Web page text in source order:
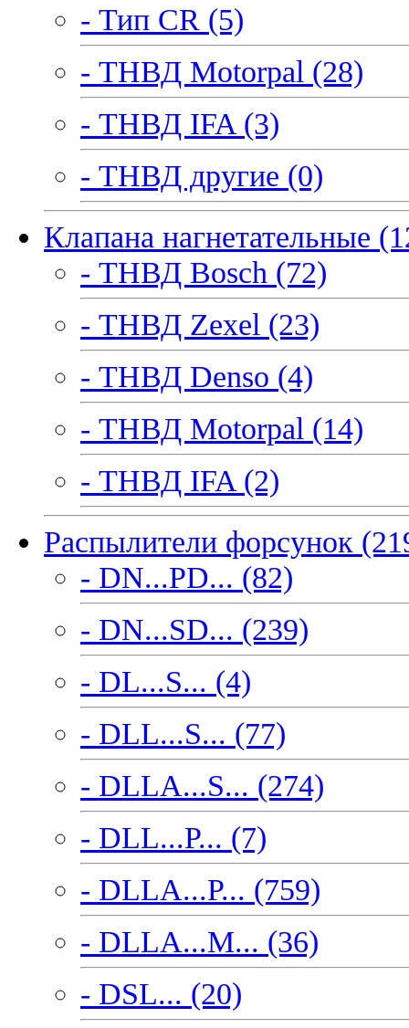
- Тип CR (5)
- ТНВД Motorpal (28)
- ТНВД IFA (3)
- ТНВД другие (0)
Клапана нагнетательные
- ТНВД Bosch (72)
- ТНВД Zexel (23)
- ТНВД Denso (4)
- ТНВД Motorpal (14)
- ТНВД IFA (2)
Распылители форсунок
- DN...PD... (82)
- DN...SD... (239)
- DL...S... (4)
- DLL...S... (77)
- DLLA...S... (274)
- DLL...P... (7)
- DLLA...P... (759)
- DLLA...M... (36)
- DSL... (20)